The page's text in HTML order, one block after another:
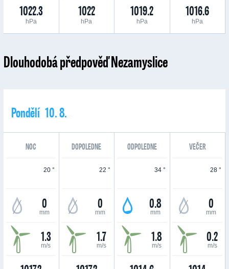
1022.3
hPa
1022
hPa
1019.2
hPa
1016.6
hPa
Dlouhodobá předpověď Nezamyslice
Pondělí 10. 8.
NOC DOPOLEDNE ODPOLEDNE VEČER
20 °
0
mm
1.3
m/s
22 °
0
mm
1.7
m/s
34 °
0.8
mm
1.8
m/s
28 °
0
mm
0.2
m/s